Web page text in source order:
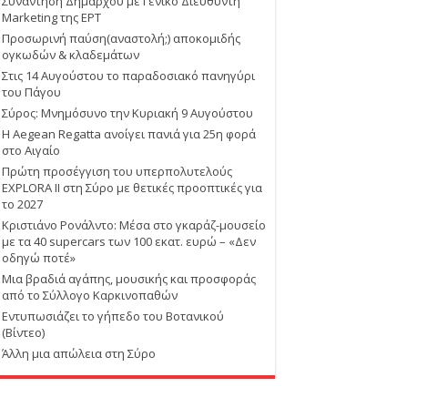
Marketing της ΕΡΤ
Προσωρινή παύση(αναστολή;) αποκομιδής
ογκωδών & κλαδεμάτων
Στις 14 Αυγούστου το παραδοσιακό πανηγύρι
του Πάγου
Σύρος: Μνημόσυνο την Κυριακή 9 Αυγούστου
Η Aegean Regatta ανοίγει πανιά για 25η φορά
στο Αιγαίο
Πρώτη προσέγγιση του υπερπολυτελούς
EXPLORA II στη Σύρο με θετικές προοπτικές για
το 2027
Κριστιάνο Ρονάλντο: Μέσα στο γκαράζ-μουσείο
με τα 40 supercars των 100 εκατ. ευρώ – «Δεν
οδηγώ ποτέ»
Μια βραδιά αγάπης, μουσικής και προσφοράς
από το Σύλλογο Καρκινοπαθών
Εντυπωσιάζει το γήπεδο του Βοτανικού
(Βίντεο)
Άλλη μια απώλεια στη Σύρο